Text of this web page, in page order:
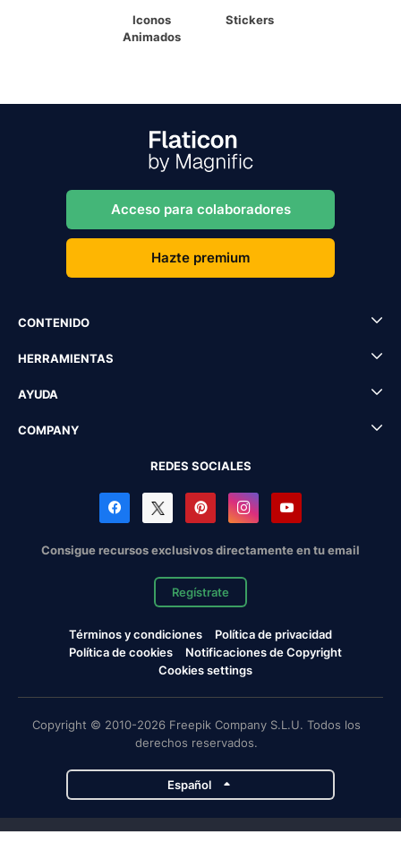
Iconos
Animados
Stickers
Acceso para colaboradores
Hazte premium
CONTENIDO
HERRAMIENTAS
AYUDA
COMPANY
REDES SOCIALES
Consigue recursos exclusivos directamente en tu email
Regístrate
Términos y condiciones
Política de privacidad
Política de cookies
Notificaciones de Copyright
Cookies settings
Copyright © 2010-2026 Freepik Company S.L.U. Todos los
derechos reservados.
Español